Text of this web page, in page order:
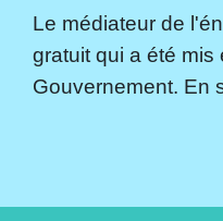
Le médiateur de
gratuit qui a été mis
Gouvernement. En